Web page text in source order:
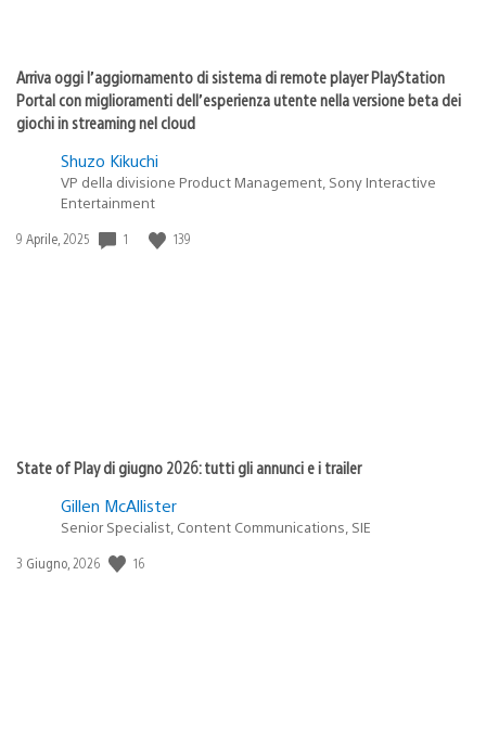
Arriva oggi l’aggiornamento di sistema di remote player PlayStation
Portal con miglioramenti dell’esperienza utente nella versione beta dei
giochi in streaming nel cloud
Shuzo Kikuchi
VP della divisione Product Management, Sony Interactive
Entertainment
Data
9 Aprile, 2025 1 139
State of Play di giugno 2026: tutti gli annunci e i trailer
Gillen McAllister
Senior Specialist, Content Communications, SIE
Data
3 Giugno, 2026 16